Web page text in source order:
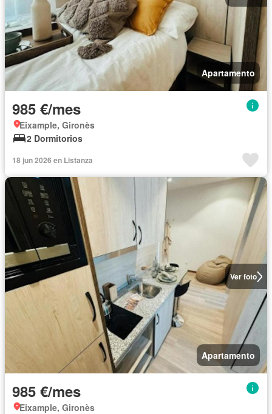
Apartamento
985 €/mes
Eixample, Gironès
2 Dormitorios
18 jun 2026 en Listanza
Ver foto
Apartamento
985 €/mes
Eixample, Gironès